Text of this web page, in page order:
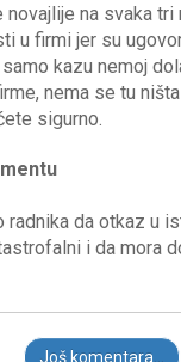
novajlije na svaka tri
u firmi jer su
kazu nemoj
nema se tu
radnika da otkaz u
i da mora
Još komentara...